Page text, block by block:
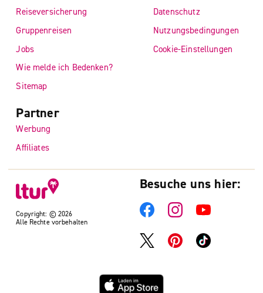
Copyright: © 2026
Alle Rechte vorbehalten
Reiseversicherung
Gruppenreisen
Jobs
Wie melde ich Bedenken?
Sitemap
Datenschutz
Nutzungsbedingungen
Cookie-Einstellungen
Partner
Werbung
Affiliates
Besuche uns hier: